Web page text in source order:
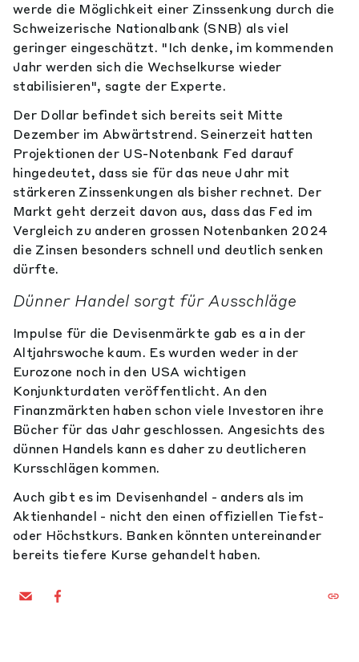
werde die Möglichkeit einer Zinssenkung durch die
Schweizerische Nationalbank (SNB) als viel
geringer eingeschätzt. "Ich denke, im kommenden
Jahr werden sich die Wechselkurse wieder
stabilisieren", sagte der Experte.
Der Dollar befindet sich bereits seit Mitte
Dezember im Abwärtstrend. Seinerzeit hatten
Projektionen der US-Notenbank Fed darauf
hingedeutet, dass sie für das neue Jahr mit
stärkeren Zinssenkungen als bisher rechnet. Der
Markt geht derzeit davon aus, dass das Fed im
Vergleich zu anderen grossen Notenbanken 2024
die Zinsen besonders schnell und deutlich senken
dürfte.
Dünner Handel sorgt für Ausschläge
Impulse für die Devisenmärkte gab es a in der
Altjahrswoche kaum. Es wurden weder in der
Eurozone noch in den USA wichtigen
Konjunkturdaten veröffentlicht. An den
Finanzmärkten haben schon viele Investoren ihre
Bücher für das Jahr geschlossen. Angesichts des
dünnen Handels kann es daher zu deutlicheren
Kursschlägen kommen.
Auch gibt es im Devisenhandel - anders als im
Aktienhandel - nicht den einen offiziellen Tiefst-
oder Höchstkurs. Banken könnten untereinander
bereits tiefere Kurse gehandelt haben.